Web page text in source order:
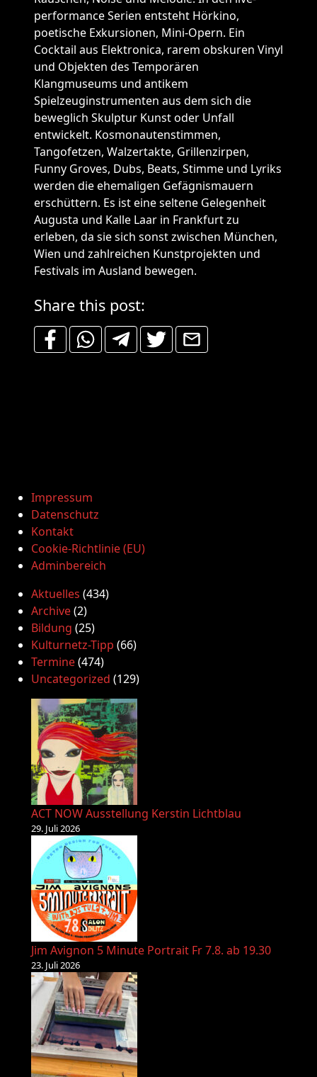
performance Serien entsteht Hörkino,
poetische Exkursionen, Mini-Opern. Ein
Cocktail aus Elektronica, rarem obskuren Vinyl
und Objekten des Temporären
Klangmuseums und antikem
Spielzeuginstrumenten aus dem sich die
beweglich Skulptur Kunst oder Unfall
entwickelt. Kosmonautenstimmen,
Tangofetzen, Walzertakte, Grillenzirpen,
Funny Groves, Dubs, Beats, Stimme und Lyriks
werden die ehemaligen Gefägnismauern
erschüttern. Es ist eine seltene Gelegenheit
Augusta und Kalle Laar in Frankfurt zu
erleben, da sie sich sonst zwischen München,
Wien und zahlreichen Kunstprojekten und
Festivals im Ausland bewegen.
Share this post:
Impressum
Datenschutz
Kontakt
Cookie-Richtlinie (EU)
Adminbereich
Aktuelles (434)
Archive(2)
Bildung (25)
Kulturnetz-Tipp (66)
Termine(474)
Uncategorized (129)
ACT NOW Ausstellung Kerstin Lichtblau
29. Juli 2026
Jim Avignon 5 Minute Portrait Fr 7.8. ab 19.30
23. Juli 2026